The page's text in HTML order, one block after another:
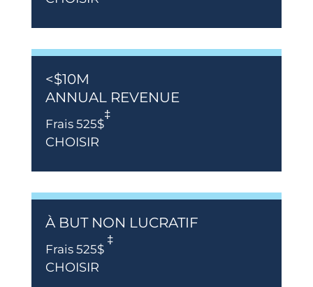
<$10M
ANNUAL REVENUE
Frais 525$
‡
CHOISIR
À BUT NON LUCRATIF
Frais 525$
‡
CHOISIR